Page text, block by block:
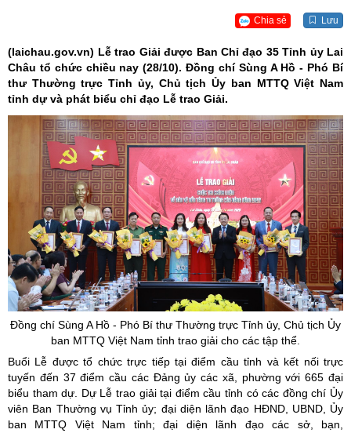
Chia sẻ Lưu
(laichau.gov.vn) Lễ trao Giải được Ban Chỉ đạo 35 Tỉnh ủy Lai
Châu tổ chức chiều nay (28/10). Đồng chí Sùng A Hồ - Phó Bí
thư Thường trực Tỉnh ủy, Chủ tịch Ủy ban MTTQ Việt Nam
tỉnh dự và phát biểu chỉ đạo Lễ trao Giải.
Đồng chí Sùng A Hồ - Phó Bí thư Thường trực Tỉnh ủy, Chủ tịch Ủy
ban MTTQ Việt Nam tỉnh trao giải cho các tập thể.
Buổi Lễ được tổ chức trực tiếp tại điểm cầu tỉnh và kết nối trực
tuyến đến 37 điểm cầu các Đảng ủy các xã, phường với 665 đại
biểu tham dự. Dự Lễ trao giải tại điểm cầu tỉnh có các đồng chí Ủy
viên Ban Thường vụ Tỉnh ủy; đại diện lãnh đạo HĐND, UBND, Ủy
ban MTTQ Việt Nam tỉnh; đại diện lãnh đạo các sở, bạn,